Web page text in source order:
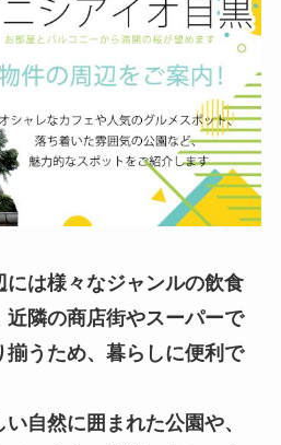
には様々なジャンルの飲食
近隣の商店街やスーパーで
揃うため、暮らしに便利で
自然に囲まれた公園や、